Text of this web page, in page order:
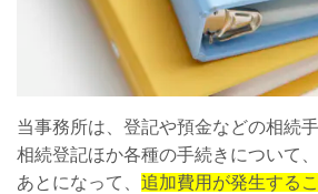
当事務所は、登記や預金などの相続
相続登記ほか各種の手続きについて
あとになって、 追加費用が発生する